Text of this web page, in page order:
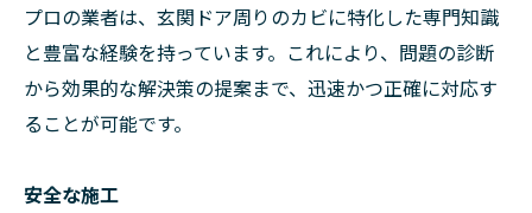
プロの業者は、玄関ドア周りのカビに特化した専門知識
と豊富な経験を持っています。これにより、問題の診断
から効果的な解決策の提案まで、迅速かつ正確に対応す
ることが可能です。
安全な施工